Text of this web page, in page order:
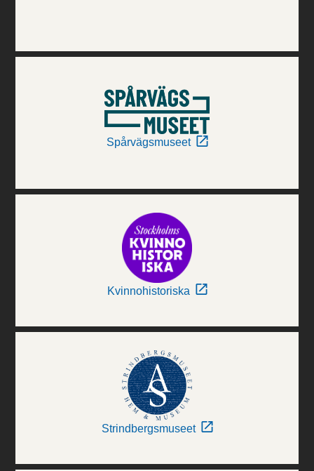
Spårvägsmuseet
Kvinnohistoriska
Strindbergsmuseet